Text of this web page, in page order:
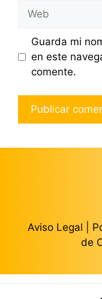
Web
Guarda mi
en este
comente.
Aviso Legal
de